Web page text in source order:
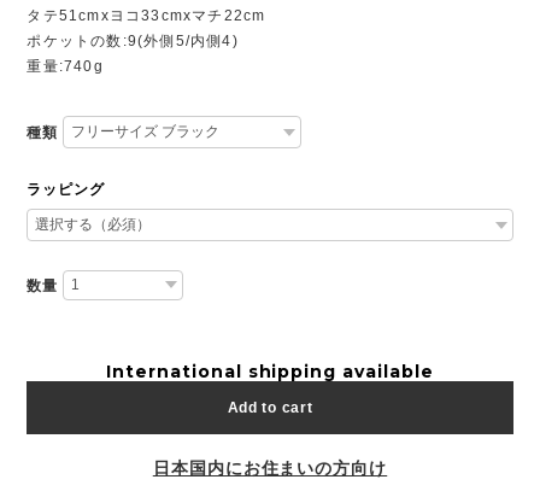
タテ51cmxヨコ33cmxマチ22cm
ポケットの数:9(外側5/内側4)
重量:740g
種類
ラッピング
数量
International shipping available
Add to cart
日本国内にお住まいの方向け